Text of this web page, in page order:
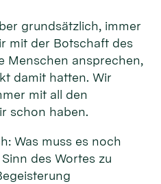
grundsätzlich, immer
mit der Botschaft des
Menschen ansprechen,
damit hatten. Wir
mit all den
schon haben.
Was muss es noch
des Wortes zu